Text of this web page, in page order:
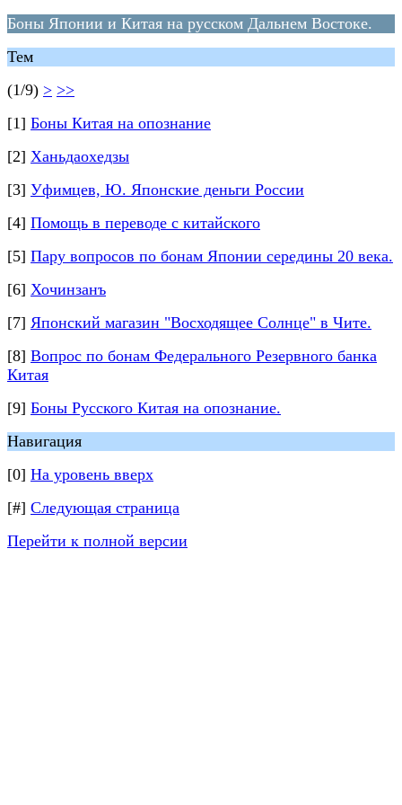
Боны Японии и Китая на русском Дальнем Востоке.
Тем
(1/9) > >>
[1] Боны Китая на опознание
[2] Ханьдаохедзы
[3] Уфимцев, Ю. Японские деньги России
[4] Помощь в переводе с китайского
[5] Пару вопросов по бонам Японии середины 20 века.
[6] Хочинзанъ
[7] Японский магазин "Восходящее Солнце" в Чите.
[8] Вопрос по бонам Федерального Резервного банка
Китая
[9] Боны Русского Китая на опознание.
Навигация
[0] На уровень вверх
[#] Следующая страница
Перейти к полной версии